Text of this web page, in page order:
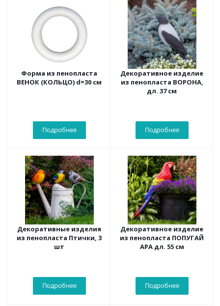
Форма из пенопласта
ВЕНОК (КОЛЬЦО) d=30 см
Подробнее
Декоративное изделие
из пенопласта ВОРОНА,
дл. 37 см
Подробнее
Декоративные изделия
из пенопласта Птички, 3
шт
Подробнее
Декоративное изделие
из пенопласта ПОПУГАЙ
АРА дл. 55 см
Подробнее